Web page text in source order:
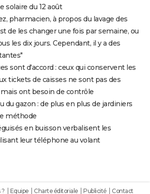
solaire du 12 août
pharmacien, à propos du lavage des
de les changer une fois par semaine, ou
les dix jours. Cependant, il y a des
sont d'accord : ceux qui conservent les
tickets de caisses ne sont pas des
ont besoin de contrôle
du gazon : de plus en plus de jardiniers
méthode
en buisson verbalisent les
leur téléphone au volant
Equipe Charte éditoriale Publicité Contact